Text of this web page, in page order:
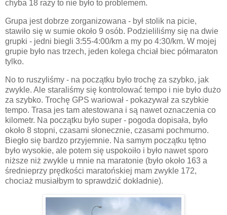
chyba 18 razy to nie było to problemem.
Grupa jest dobrze zorganizowana - był stolik na picie,
stawiło się w sumie około 9 osób. Podzieliliśmy się na dwie
grupki - jedni biegli 3:55-4:00/km a my po 4:30/km. W mojej
grupie było nas trzech, jeden kolega chciał biec półmaraton
tylko.
No to ruszyliśmy - na początku było trochę za szybko, jak
zwykle. Ale staraliśmy się kontrolować tempo i nie było dużo
za szybko. Trochę GPS wariował - pokazywał za szybkie
tempo. Trasa jes tam atestowana i są nawet oznaczenia co
kilometr. Na początku było super - pogoda dopisała, było
około 8 stopni, czasami słonecznie, czasami pochmurno.
Biegło się bardzo przyjemnie. Na samym początku tętno
było wysokie, ale potem się uspokoiło i było nawet sporo
niższe niż zwykle u mnie na maratonie (było około 163 a
średnieprzy prędkości maratońskiej mam zwykle 172,
chociaż musiałbym to sprawdzić dokładnie).